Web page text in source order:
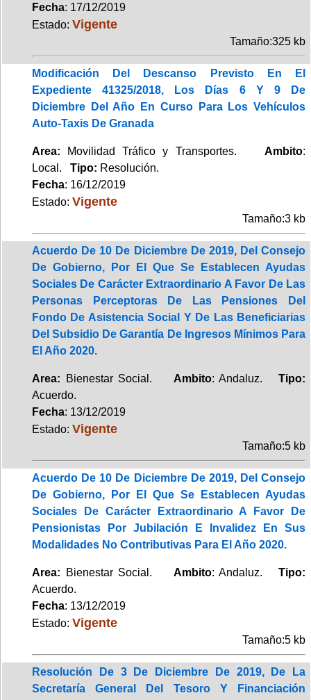
Fecha: 17/12/2019
Estado: Vigente
Tamaño:325 kb
Modificación Del Descanso Previsto En El
Expediente 41325/2018, Los Días 6 Y 9 De
Diciembre Del Año En Curso Para Los Vehículos
Auto-Taxis De Granada
Area: Movilidad Tráfico y Transportes. Ambito:
Local. Tipo: Resolución.
Fecha: 16/12/2019
Estado: Vigente
Tamaño:3 kb
Acuerdo De 10 De Diciembre De 2019, Del Consejo
De Gobierno, Por El Que Se Establecen Ayudas
Sociales De Carácter Extraordinario A Favor De Las
Personas Perceptoras De Las Pensiones Del
Fondo De Asistencia Social Y De Las Beneficiarias
Del Subsidio De Garantía De Ingresos Mínimos Para
El Año 2020.
Area: Bienestar Social. Ambito: Andaluz.Tipo:
Acuerdo.
Fecha: 13/12/2019
Estado: Vigente
Tamaño:5 kb
Acuerdo De 10 De Diciembre De 2019, Del Consejo
De Gobierno, Por El Que Se Establecen Ayudas
Sociales De Carácter Extraordinario A Favor De
Pensionistas Por Jubilación E Invalidez En Sus
Modalidades No Contributivas Para El Año 2020.
Area: Bienestar Social. Ambito: Andaluz.Tipo:
Acuerdo.
Fecha: 13/12/2019
Estado: Vigente
Tamaño:5 kb
Resolución De 3 De Diciembre De 2019, De La
Secretaría General Del Tesoro Y Financiación